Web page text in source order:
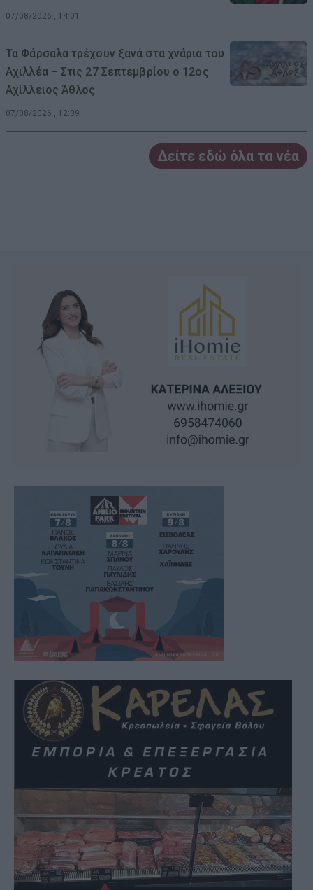
07/08/2026 , 14:01
Τα Φάρσαλα τρέχουν ξανά στα χνάρια του
Αχιλλέα – Στις 27 Σεπτεμβρίου ο 12ος
Αχίλλειος Άθλος
07/08/2026 , 12:09
Δείτε εδώ όλα τα νέα